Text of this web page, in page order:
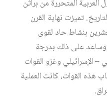
المتحررة من براثن
تميزت نهاية القرن
بنشاط حاد لقوى
وساعد على ذلك بدرجة
– الإسرائيلي وغزو القوات
هذه القوات، كانت العملية